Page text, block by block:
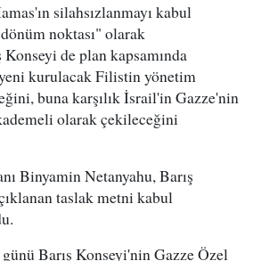
silahsızlanmayı kabul
noktası" olarak
de plan kapsamında
yeni kurulacak Filistin yönetim
buna karşılık İsrail'in Gazze'nin
olarak çekileceğini
Binyamin Netanyahu, Barış
taslak metni kabul
Barış Konseyi'nin Gazze Özel